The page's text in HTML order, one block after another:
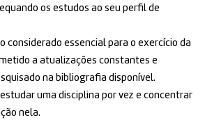
os estudos ao seu perfil de
considerado essencial para o exercício da
a atualizações constantes e
na bibliografia disponível.
uma disciplina por vez e concentrar
nela.